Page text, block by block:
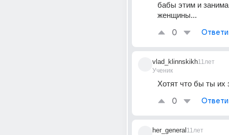
бабы этим и
женщины...
0
vlad_klinnskikh
Ученик
11лет
Хотят что бы ты их
0
her_general 11лет